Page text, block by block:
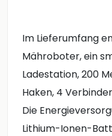
Im Lieferumfang
Mähroboter, ein
Ladestation, 200
Haken, 4
Die
Lithium-Ionen-